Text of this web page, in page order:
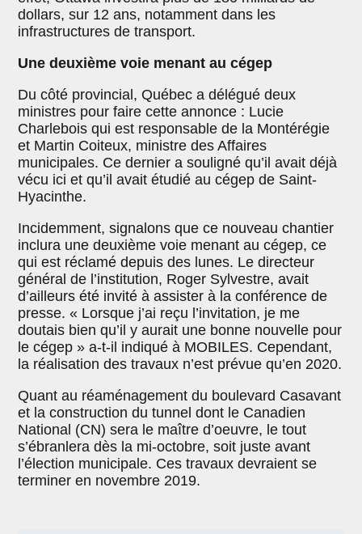
dollars, sur 12 ans, notamment dans les
infrastructures de transport.
Une deuxième voie menant au cégep
Du côté provincial, Québec a délégué deux
ministres pour faire cette annonce : Lucie
Charlebois qui est responsable de la Montérégie
et Martin Coiteux, ministre des Affaires
municipales. Ce dernier a souligné qu’il avait déjà
vécu ici et qu’il avait étudié au cégep de Saint-
Hyacinthe.
Incidemment, signalons que ce nouveau chantier
inclura une deuxième voie menant au cégep, ce
qui est réclamé depuis des lunes. Le directeur
général de l’institution, Roger Sylvestre, avait
d’ailleurs été invité à assister à la conférence de
presse. « Lorsque j’ai reçu l’invitation, je me
doutais bien qu’il y aurait une bonne nouvelle pour
le cégep » a-t-il indiqué à MOBILES. Cependant,
la réalisation des travaux n’est prévue qu’en 2020.
Quant au réaménagement du boulevard Casavant
et la construction du tunnel dont le Canadien
National (CN) sera le maître d’oeuvre, le tout
s’ébranlera dès la mi-octobre, soit juste avant
l’élection municipale. Ces travaux devraient se
terminer en novembre 2019.